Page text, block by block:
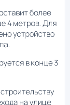
более
4 метров. Для
устройство
в конце 3
на улице